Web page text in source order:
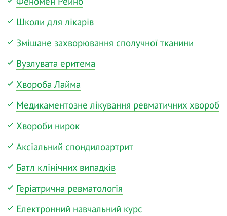
Школи для лікарів
Змішане захворювання сполучної тканини
Вузлувата еритема
Хвороба Лайма
Медикаментозне лікування ревматичних хвороб
Хвороби нирок
Аксіальний спондилоартрит
Батл клінічних випадків
Геріатрична ревматологія
Електронний навчальний курс